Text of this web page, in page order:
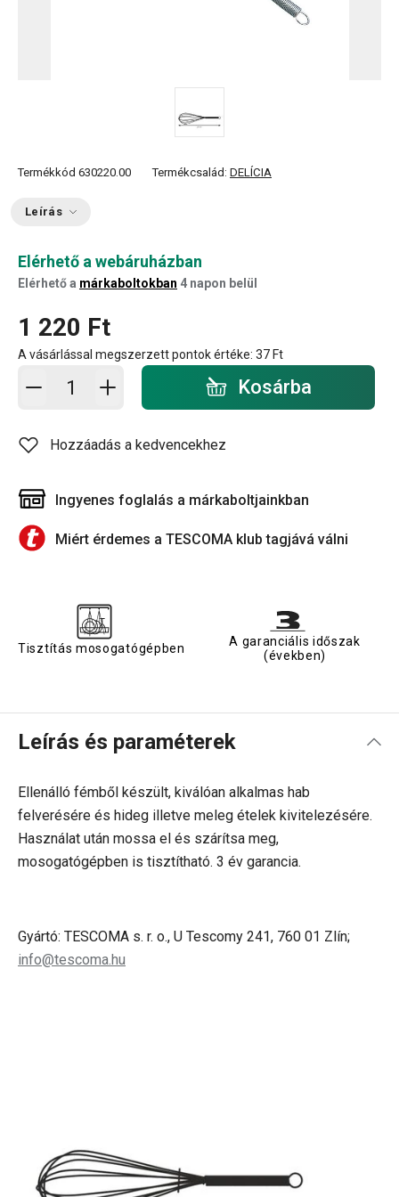
Termékkód 630220.00 Termékcsalád: DELÍCIA
Leírás
Elérhető a webáruházban
Elérhető a márkaboltokban 4 napon belül
1 220 Ft
A vásárlással megszerzett pontok értéke: 37 Ft
Kosárba - mennyiség Kosárba
Hozzáadás a kedvencekhez
Ingyenes foglalás a márkaboltjainkban
Miért érdemes a TESCOMA klub tagjává válni
Tisztítás mosogatógépben
A garanciális időszak
(években)
Leírás és paraméterek
Ellenálló fémből készült, kiválóan alkalmas hab
felverésére és hideg illetve meleg ételek kivitelezésére.
Használat után mossa el és szárítsa meg,
mosogatógépben is tisztítható. 3 év garancia.
Gyártó: TESCOMA s. r. o., U Tescomy 241, 760 01 Zlín;
info@tescoma.hu